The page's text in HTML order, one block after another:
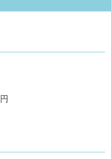
円